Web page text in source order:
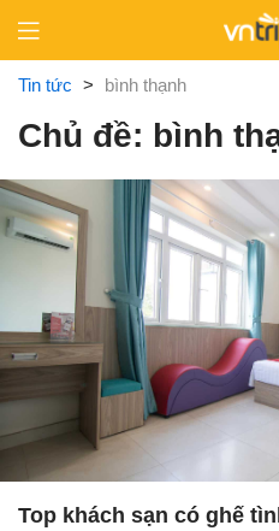
content
Tin tức > bình thạnh
Chủ đề: bình
Top khách sạn có ghế